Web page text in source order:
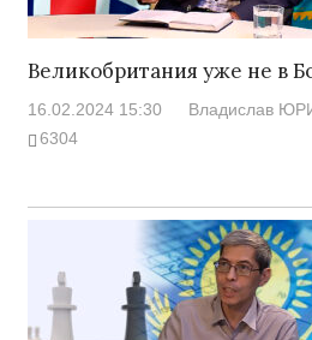
Великобритания уже не в
16.02.2024 15:30 Владислав
6304